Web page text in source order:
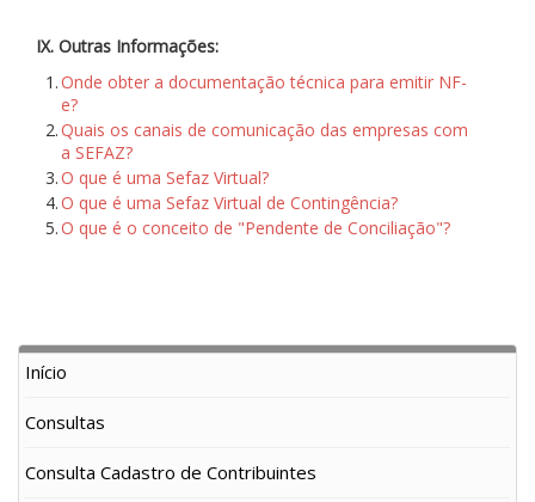
IX. Outras Informações:
1.Onde obter a documentação técnica para emitir NF-
e?
2.Quais os canais de comunicação das empresas com
a SEFAZ?
3.O que é uma Sefaz Virtual?
4.O que é uma Sefaz Virtual de Contingência?
5.O que é o conceito de "Pendente de Conciliação"?
Início
Consultas
Consulta Cadastro de Contribuintes